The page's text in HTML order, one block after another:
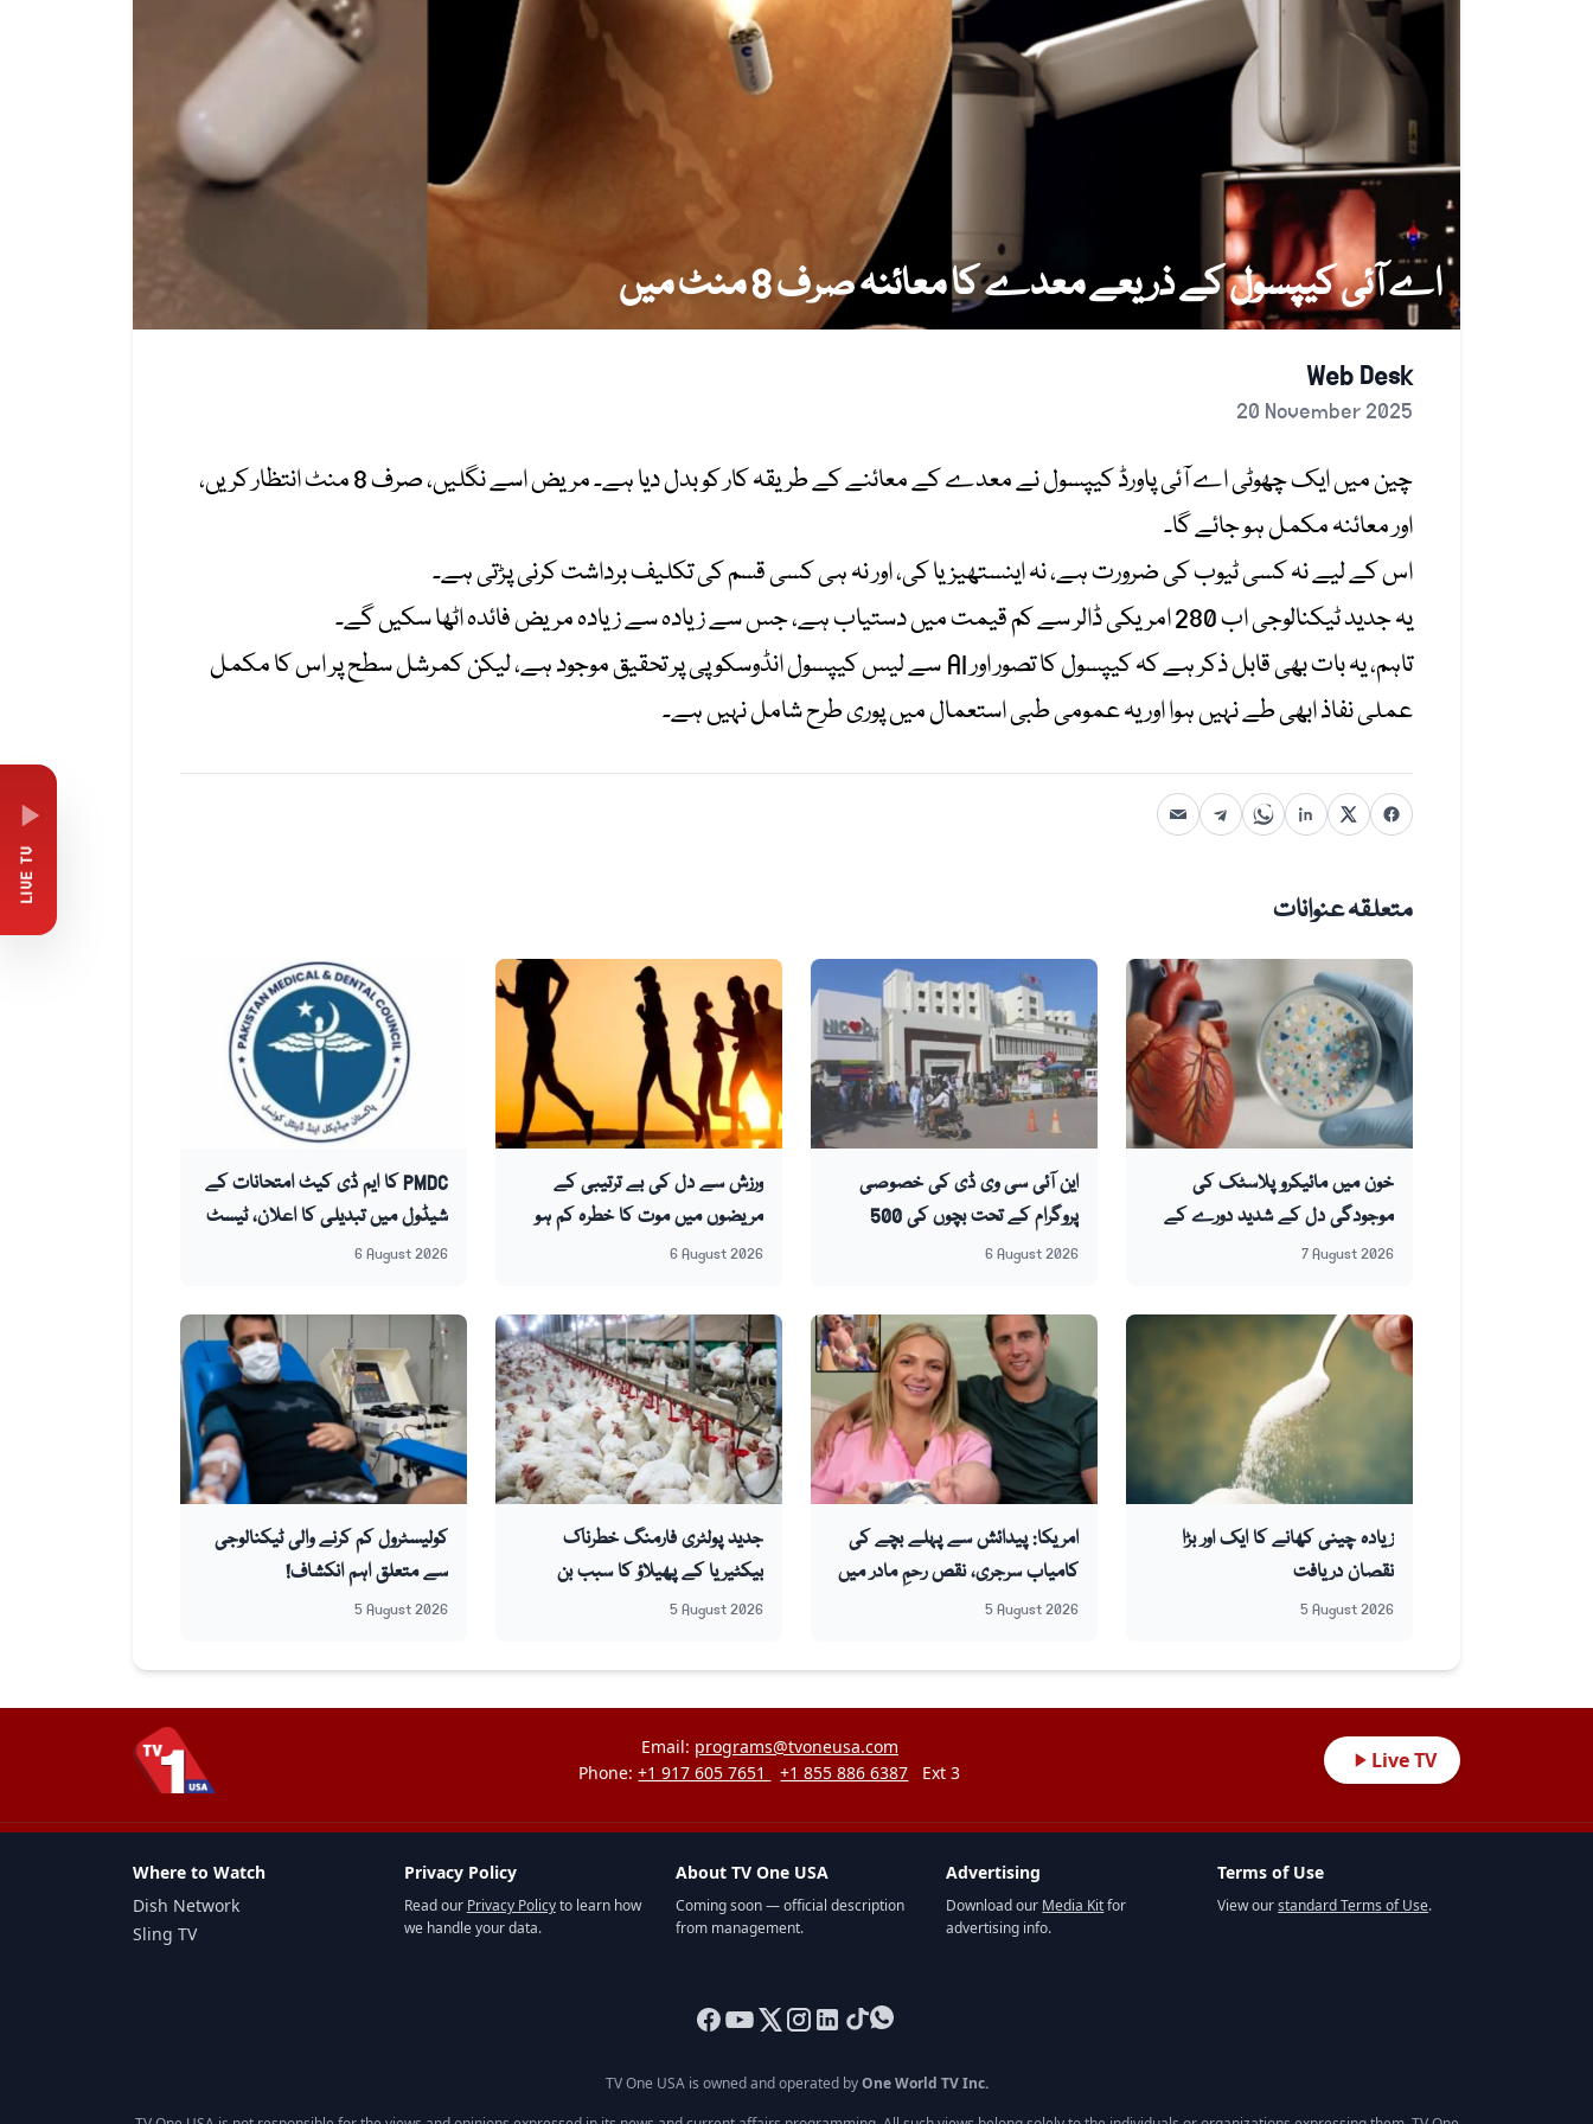
LIVE TV
اے آئی کیپسول کے ذریعے معدے کا معائنہ صرف 8 منٹ میں
Web Desk
20 November 2025
چین میں ایک چھوٹی اے آئی پاورڈ کیپسول نے معدے کے معائنے کے طریقہ کار کو بدل دیا ہے۔ مریض اسے نگلیں، صرف 8 منٹ انتظار کریں،
اور معائنہ مکمل ہو جائے گا۔
اس کے لیے نہ کسی ٹیوب کی ضرورت ہے، نہ اینستھیزیا کی، اور نہ ہی کسی قسم کی تکلیف برداشت کرنی پڑتی ہے۔
یہ جدید ٹیکنالوجی اب 280 امریکی ڈالر سے کم قیمت میں دستیاب ہے، جس سے زیادہ سے زیادہ مریض فائدہ اٹھا سکیں گے۔
تاہم، یہ بات بھی قابل ذکر ہے کہ کیپسول کا تصور اور AI سے لیس کیپسول انڈوسکوپی پر تحقیق موجود ہے، لیکن کمرشل سطح پر اس کا مکمل
عملی نفاذ ابھی طے نہیں ہوا اور یہ عمومی طبی استعمال میں پوری طرح شامل نہیں ہے۔
متعلقہ عنوانات
خون میں مائیکرو پلاسٹک کی
موجودگی دل کے شدید دورے کے
خطرے سے منسلک، نئی تحقیق
7 August 2026
این آئی سی وی ڈی کی خصوصی
پروگرام کے تحت بچوں کی 500
سرجریز مکمل
6 August 2026
ورزش سے دل کی بے ترتیبی کے
مریضوں میں موت کا خطرہ کم ہو
سکتا ہے، تحقیق
6 August 2026
PMDC کا ایم ڈی کیٹ امتحانات کے
شیڈول میں تبدیلی کا اعلان، ٹیسٹ
اب 20 ستمبر کو ہو گا
6 August 2026
زیادہ چینی کھانے کا ایک اور بڑا
نقصان دریافت
5 August 2026
امریکا: پیدائش سے پہلے بچے کی
کامیاب سرجری، نقص رحمِ مادر میں
ہی درست کر دیا گیا
5 August 2026
جدید پولٹری فارمنگ خطرناک
بیکٹیریا کے پھیلاؤ کا سبب بن
سکتی ہے، انتباہ
5 August 2026
کولیسٹرول کم کرنے والی ٹیکنالوجی
سے متعلق اہم انکشاف!
5 August 2026
Email: programs@tvoneusa.com
Phone:+1 917 605 7651 +1 855 886 6387 Ext 3 Live TV
Where to Watch
Dish Network
Sling TV
Privacy Policy
Read our Privacy Policyto learn how
we handle your data.
About TV One USA
Coming soon — official description
from management.
Advertising
Download our Media Kitfor
advertising info.
Terms of Use
View ourstandard Terms of Use.
TV One USA is owned and operated byOne World TV Inc.